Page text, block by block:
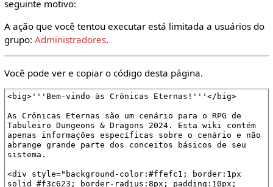
seguinte motivo:
A ação que você tentou executar está limitada a usuários do
grupo: Administradores.
Você pode ver e copiar o código desta página.